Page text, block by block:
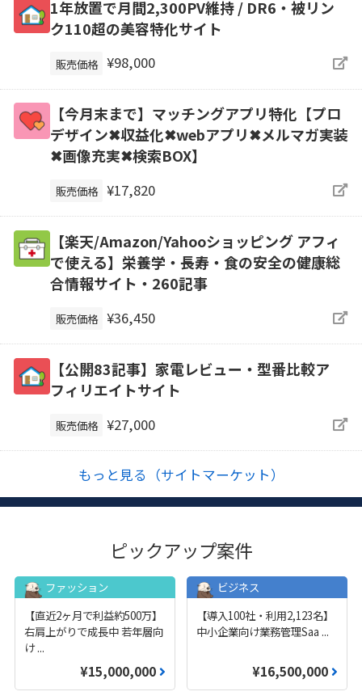
1年放置で月間2,300PV維持 / DR6・被リン
ク110超の美容特化サイト
販売価格 ¥98,000
【今月末まで】マッチングアプリ特化【プロ
デザイン✖収益化✖webアプリ✖メルマガ実装
✖画像充実✖検索BOX】
販売価格 ¥17,820
【楽天/Amazon/Yahooショッピング アフィ
で使える】栄養学・長寿・食の安全の健康総
合情報サイト・260記事
販売価格 ¥36,450
【公開83記事】家電レビュー・型番比較ア
フィリエイトサイト
販売価格 ¥27,000
もっと見る（サイトマーケット）
ピックアップ案件
ファッション
【直近2ヶ月で利益約500万】
右肩上がりで成長中 若年層向
け...
¥15,000,000
ビジネス
【導入100社・利用2,123名】
中小企業向け業務管理Saa ...
¥16,500,000